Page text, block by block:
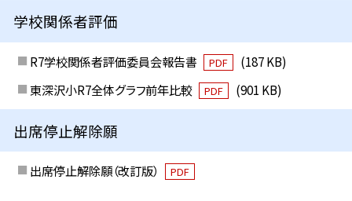
学校関係者評価
R7学校関係者評価委員会報告書 PDF
(187 KB)
東深沢小R7全体グラフ前年比較
PDF (901 KB)
出席停止解除願
出席停止解除願（改訂版） PDF